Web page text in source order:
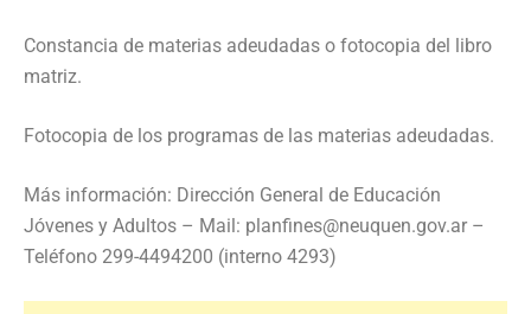
Constancia de materias adeudadas o fotocopia del libro
matriz.
Fotocopia de los programas de las materias adeudadas.
Más información: Dirección General de Educación
Jóvenes y Adultos – Mail: planfines@neuquen.gov.ar –
Teléfono 299-4494200 (interno 4293)